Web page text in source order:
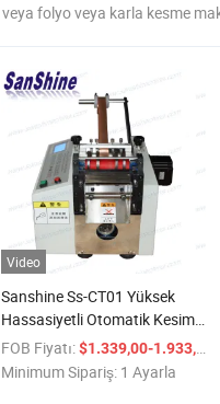
veya folyo veya karla kesme
Video
Sanshine Ss-CT01 Yüksek
Hassasiyetli Otomatik Kesim
Makinesi Bakır Tel Folyo Bant
Isı Shrink Tüpü
FOB Fiyatı:$1.339,00-1.933,00
Minimum Sipariş: 1 Ayarla